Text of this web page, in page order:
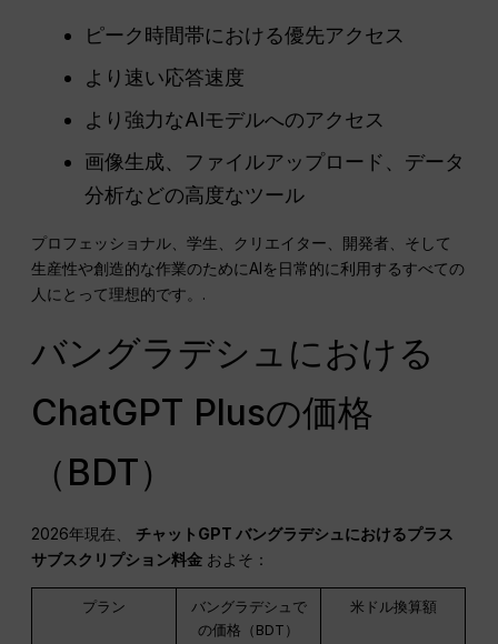
ピーク時間帯における優先アクセス
より速い応答速度
より強力なAIモデルへのアクセス
画像生成、ファイルアップロード、データ
分析などの高度なツール
プロフェッショナル、学生、クリエイター、開発者、そして
生産性や創造的な作業のためにAIを日常的に利用するすべての
人にとって理想的です。.
バングラデシュにおける
ChatGPT Plusの価格
（BDT）
2026年現在、 チャットGPTバングラデシュにおけるプラス
サブスクリプション料金 およそ：
プラン
バングラデシュで
の価格（BDT）
米ドル換算額